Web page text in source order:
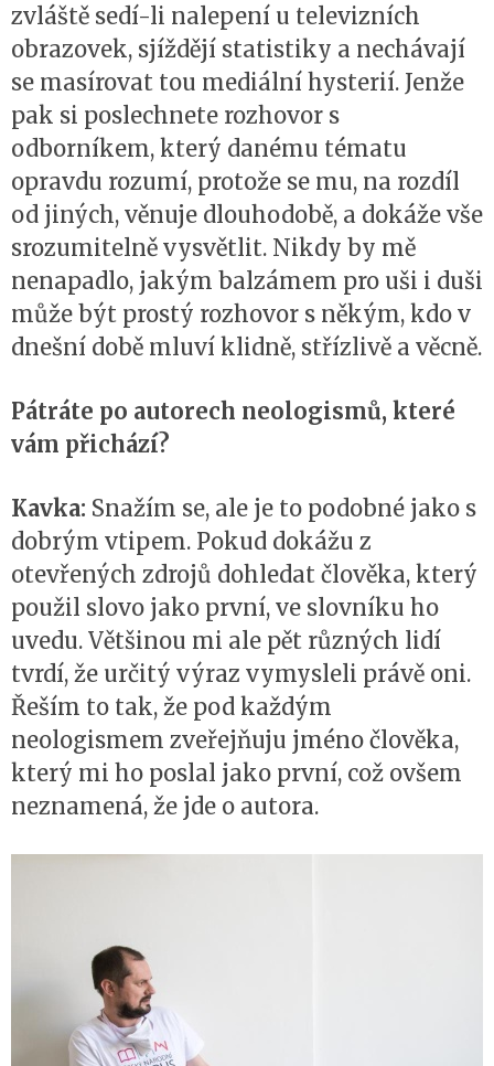
zvláště sedí-li nalepení u televizních
obrazovek, sjíždějí statistiky a nechávají
se masírovat tou mediální hysterií. Jenže
pak si poslechnete rozhovor s
odborníkem, který danému tématu
opravdu rozumí, protože se mu, na rozdíl
od jiných, věnuje dlouhodobě, a dokáže vše
srozumitelně vysvětlit. Nikdy by mě
nenapadlo, jakým balzámem pro uši i duši
může být prostý rozhovor s někým, kdo v
dnešní době mluví klidně, střízlivě a věcně.
Pátráte po autorech neologismů, které
vám přichází?
Kavka: Snažím se, ale je to podobné jako s
dobrým vtipem. Pokud dokážu z
otevřených zdrojů dohledat člověka, který
použil slovo jako první, ve slovníku ho
uvedu. Většinou mi ale pět různých lidí
tvrdí, že určitý výraz vymysleli právě oni.
Řeším to tak, že pod každým
neologismem zveřejňuju jméno člověka,
který mi ho poslal jako první, což ovšem
neznamená, že jde o autora.